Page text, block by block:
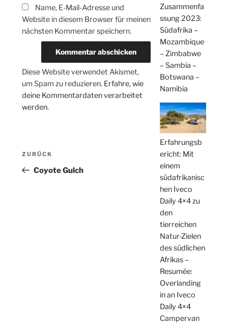
Name, E-Mail-Adresse und
Website in diesem Browser für meinen
nächsten Kommentar speichern.
Diese Website verwendet Akismet,
um Spam zu reduzieren. Erfahre, wie
deine Kommentardaten verarbeitet
werden.
Beitragsnavigation
Vorheriger
Beitrag
ZURÜCK
Coyote Gulch
Zusammenfa
ssung 2023:
Südafrika –
Mozambique
– Zimbabwe
– Sambia –
Botswana –
Namibia
Erfahrungsb
ericht: Mit
einem
südafrikanisc
hen Iveco
Daily 4×4 zu
den
tierreichen
Natur-Zielen
des südlichen
Afrikas –
Resumée:
Overlanding
in an Iveco
Daily 4×4
Campervan